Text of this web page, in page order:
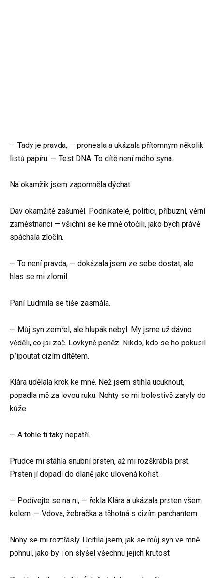
— Tady je pravda, — pronesla a ukázala přítomným několik
listů papíru. — Test DNA. To dítě není mého syna.
Na okamžik jsem zapomněla dýchat.
Dav okamžitě zašuměl. Podnikatelé, politici, příbuzní, věrní
zaměstnanci — všichni se ke mně otočili, jako bych právě
spáchala zločin.
— To není pravda, — dokázala jsem ze sebe dostat, ale
hlas se mi zlomil.
Paní Ludmila se tiše zasmála.
— Můj syn zemřel, ale hlupák nebyl. My jsme už dávno
věděli, co jsi zač. Lovkyně peněz. Nikdo, kdo se ho pokusil
připoutat cizím dítětem.
Klára udělala krok ke mně. Než jsem stihla ucuknout,
popadla mě za levou ruku. Nehty se mi bolestivě zaryly do
kůže.
— A tohle ti taky nepatří.
Prudce mi stáhla snubní prsten, až mi rozškrábla prst.
Prsten jí dopadl do dlaně jako ulovená kořist.
— Podívejte se na ni, — řekla Klára a ukázala prsten všem
kolem. — Vdova, žebračka a těhotná s cizím parchantem.
Nohy se mi roztřásly. Ucítila jsem, jak se můj syn ve mně
pohnul, jako by i on slyšel všechnu jejich krutost.